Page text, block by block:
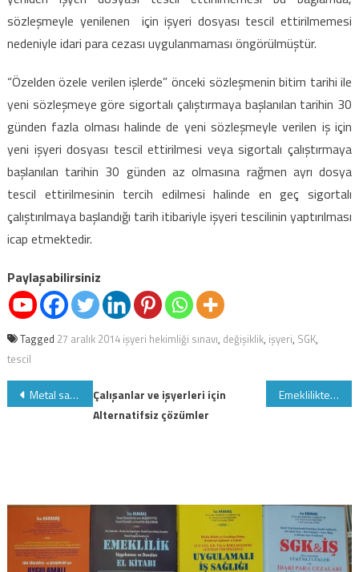
sözleşmeyle yenilenen için işyeri dosyası tescil ettirilmemesi
nedeniyle idari para cezası uygulanmaması öngörülmüştür.
“Özelden özele verilen işlerde” önceki sözleşmenin bitim tarihi ile
yeni sözleşmeye göre sigortalı çalıştırmaya başlanılan tarihin 30
günden fazla olması halinde de yeni sözleşmeyle verilen iş için
yeni işyeri dosyası tescil ettirilmesi veya sigortalı çalıştırmaya
başlanılan tarihin 30 günden az olmasına rağmen ayrı dosya
tescil ettirilmesinin tercih edilmesi halinde en geç sigortalı
çalıştırılmaya başlandığı tarih itibariyle işyeri tescilinin yaptırılması
icap etmektedir.
Paylaşabilirsiniz
Tagged 27 aralık 2014 işyeri hekimliği sınavı, değişiklik, işyeri, SGK,
tescil
Yazı
gezinmesi
Metal sanayi işyerlerinde yapılan teftişlerde çarpıcı sonuçlar Emeklilikte uygulanacak ek göstergenin düzeltilmesi
Çalışanlar ve işyerleri için
Alternatifsiz çözümler